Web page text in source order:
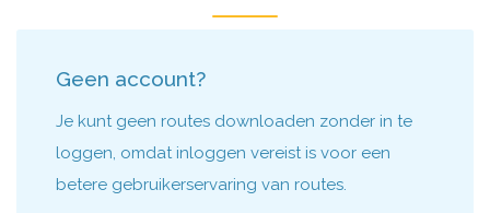
Geen account?
Je kunt geen routes downloaden zonder in te
loggen, omdat inloggen vereist is voor een
betere gebruikerservaring van routes.